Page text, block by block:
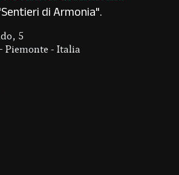
"Sentieri di Armonia"
5
Piemonte - Italia